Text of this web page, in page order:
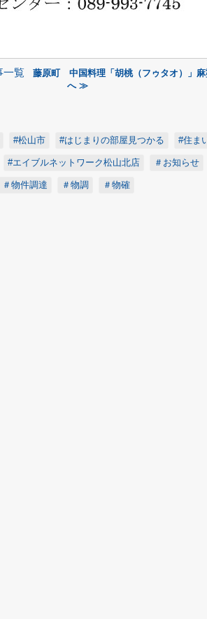
一覧
藤原町 中国料理「胡桃（フゥタオ）」
へ ≫
#松山市 #はじまりの部屋見つかる #住ま
#エイブルネットワーク松山北店 ＃お知らせ
＃物件調達 ＃物調 ＃物確